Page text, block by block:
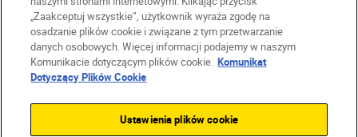
Warunki korzystania z Nikon Store
Komunikat dotyczący plików cookie
Ustawienia plików cookie
© 2026 Nikon
„Zaakceptuj wszystkie”, użytkownik wyraża zgodę na
osadzanie plików cookie i związane z tym przetwarzanie
danych osobowych. Więcej informacji podajemy w naszym
Komunikacie dotyczącym plików cookie. Komunikat
Dotyczący Plików Cookie
Ustawienia plików cookie